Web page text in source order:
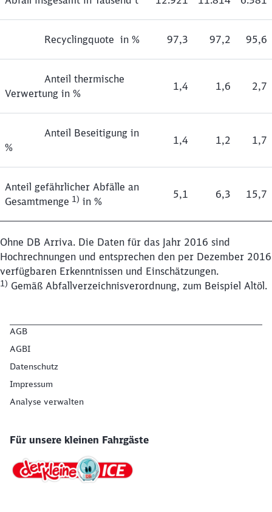
Recyclingquote in % 97,3 97,2 95,6
Anteil thermische
Verwertung in %
1,4 1,6 2,7
Anteil Beseitigung in
%
1,4 1,2 1,7
Anteil gefährlicher Abfälle an
Gesamtmenge 1) in %
5,1 6,3 15,7
Ohne DB Arriva. Die Daten für das Jahr 2016 sind
Hochrechnungen und entsprechen den per Dezember 2016
verfügbaren Erkenntnissen und Einschätzungen.
1) Gemäß Abfallverzeichnisverordnung, zum Beispiel Altöl.
AGB
AGBI
Datenschutz
Impressum
Analyse verwalten
Für unsere kleinen Fahrgäste